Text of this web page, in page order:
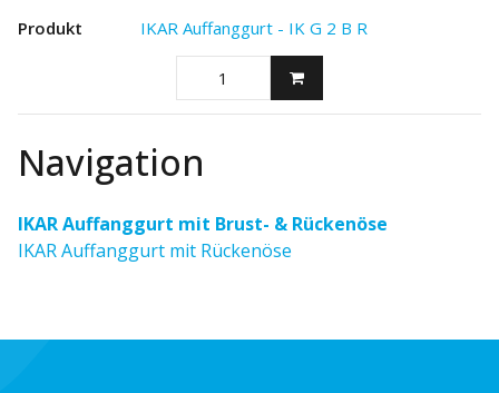
Navigation
IKAR Auffanggurt mit Brust- & Rückenöse
IKAR Auffanggurt mit Rückenöse
IKAR Auffanggurt - IK G 2 B R